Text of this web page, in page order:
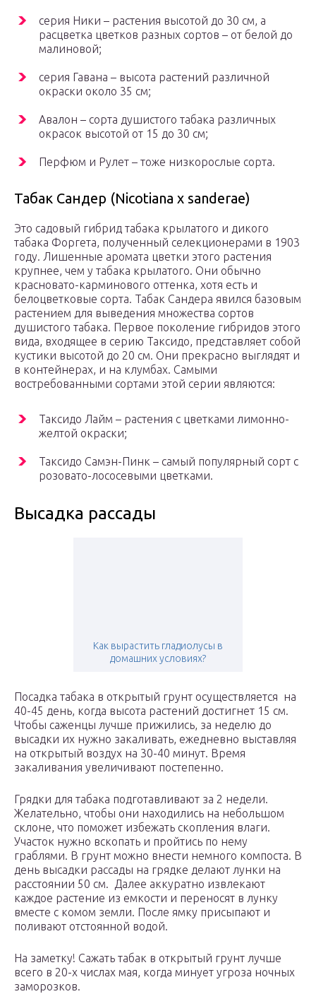
серия Ники – растения высотой до 30 см, а
расцветка цветков разных сортов – от белой до
малиновой;
серия Гавана – высота растений различной
окраски около 35 см;
Авалон – сорта душистого табака различных
окрасок высотой от 15 до 30 см;
Перфюм и Рулет – тоже низкорослые сорта.
Табак Сандер (Nicotiana x sanderae)
Это садовый гибрид табака крылатого и дикого
табака Форгета, полученный селекционерами в 1903
году. Лишенные аромата цветки этого растения
крупнее, чем у табака крылатого. Они обычно
красновато-карминового оттенка, хотя есть и
белоцветковые сорта. Табак Сандера явился базовым
растением для выведения множества сортов
душистого табака. Первое поколение гибридов этого
вида, входящее в серию Таксидо, представляет собой
кустики высотой до 20 см. Они прекрасно выглядят и
в контейнерах, и на клумбах. Самыми
востребованными сортами этой серии являются:
Таксидо Лайм – растения с цветками лимонно-
желтой окраски;
Таксидо Самэн-Пинк – самый популярный сорт с
розовато-лососевыми цветками.
Высадка рассады
Как вырастить гладиолусы в
домашних условиях?
Посадка табака в открытый грунт осуществляется на
40-45 день, когда высота растений достигнет 15 см.
Чтобы саженцы лучше прижились, за неделю до
высадки их нужно закаливать, ежедневно выставляя
на открытый воздух на 30-40 минут. Время
закаливания увеличивают постепенно.
Грядки для табака подготавливают за 2 недели.
Желательно, чтобы они находились на небольшом
склоне, что поможет избежать скопления влаги.
Участок нужно вскопать и пройтись по нему
граблями. В грунт можно внести немного компоста. В
день высадки рассады на грядке делают лунки на
расстоянии 50 см. Далее аккуратно извлекают
каждое растение из емкости и переносят в лунку
вместе с комом земли. После ямку присыпают и
поливают отстоянной водой.
На заметку! Сажать табак в открытый грунт лучше
всего в 20-х числах мая, когда минует угроза ночных
заморозков.